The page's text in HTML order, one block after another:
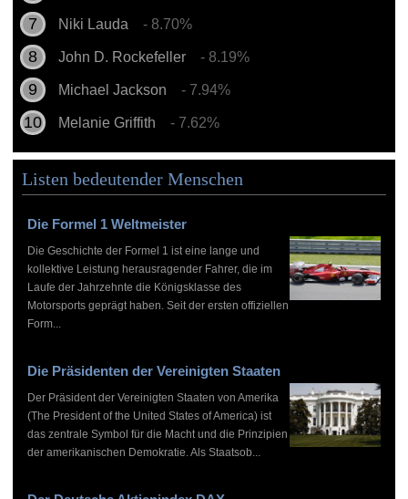
Niki Lauda - 8.70%
John D. Rockefeller - 8.19%
Michael Jackson - 7.94%
Melanie Griffith - 7.62%
Listen bedeutender Menschen
Die Formel 1 Weltmeister
Die Geschichte der Formel 1 ist eine lange und
kollektive Leistung herausragender Fahrer, die im
Laufe der Jahrzehnte die Königsklasse des
Motorsports geprägt haben. Seit der ersten offiziellen
Form...
Die Präsidenten der Vereinigten Staaten
Der Präsident der Vereinigten Staaten von Amerika
(The President of the United States of America) ist
das zentrale Symbol für die Macht und die Prinzipien
der amerikanischen Demokratie. Als Staatsob...